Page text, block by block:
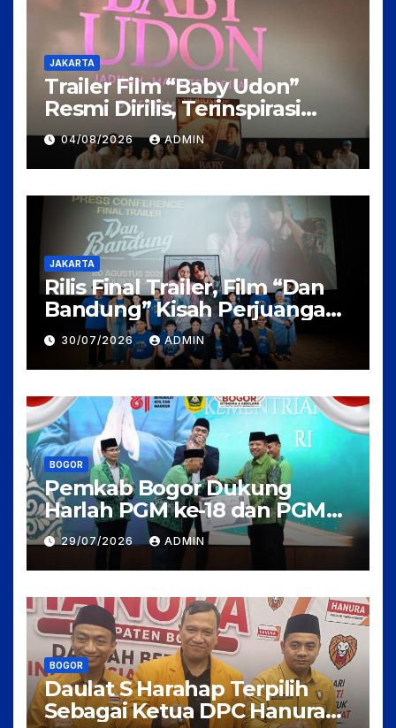
JAKARTA
Trailer Film “Baby Udon”
Resmi Dirilis, Terinspirasi
Kisah Nyata Perjuangan
Fanny Kondoh
04/08/2026 ADMIN
JAKARTA
Rilis Final Trailer, Film “Dan
Bandung” Kisah Perjuangan
Cinta Karya Pidi Baig dan
Arahan Rudi Soedjarwo, Siap
Mengaduk Emosi Penonton
30/07/2026 ADMIN
BOGOR
Pemkab Bogor Dukung
Harlah PGM ke-18 dan PGM
Award 2026, Wujudkan Guru
Madrasah Berkualitas,
Sejahtera, dan Bermartabat
29/07/2026 ADMIN
BOGOR
Daulat S Harahap Terpilih
Sebagai Ketua DPC Hanura